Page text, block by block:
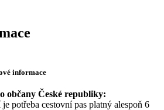
informace
občany České republiky:
potřeba cestovní pas platný alespoň 6